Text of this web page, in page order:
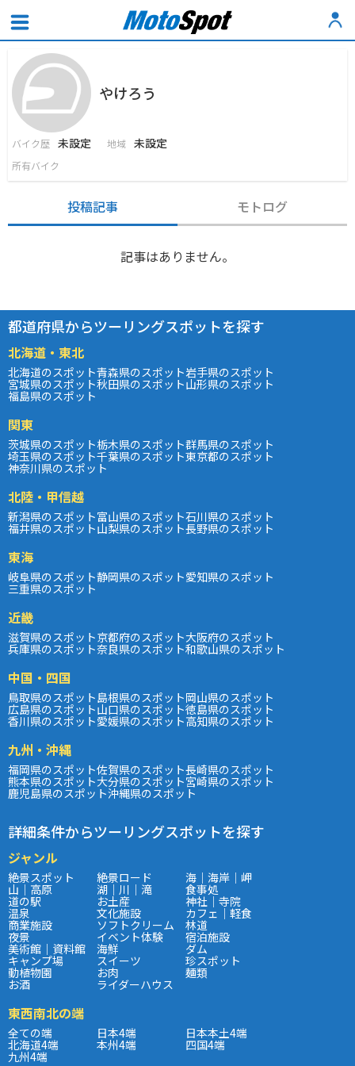
やけろう
バイク歴 未設定 地域 未設定
所有バイク
投稿記事 モトログ
記事はありません。
都道府県からツーリングスポットを探す
北海道・東北
北海道のスポット青森県のスポット岩手県のスポット
宮城県のスポット秋田県のスポット山形県のスポット
福島県のスポット
関東
茨城県のスポット栃木県のスポット群馬県のスポット
埼玉県のスポット千葉県のスポット東京都のスポット
神奈川県のスポット
北陸・甲信越
新潟県のスポット富山県のスポット石川県のスポット
福井県のスポット山梨県のスポット長野県のスポット
東海
岐阜県のスポット静岡県のスポット愛知県のスポット
三重県のスポット
近畿
滋賀県のスポット京都府のスポット大阪府のスポット
兵庫県のスポット奈良県のスポット和歌山県のスポット
中国・四国
鳥取県のスポット島根県のスポット岡山県のスポット
広島県のスポット山口県のスポット徳島県のスポット
香川県のスポット愛媛県のスポット高知県のスポット
九州・沖縄
福岡県のスポット佐賀県のスポット長崎県のスポット
熊本県のスポット大分県のスポット宮崎県のスポット
鹿児島県のスポット沖縄県のスポット
詳細条件からツーリングスポットを探す
ジャンル
絶景スポット 絶景ロード 海｜海岸｜岬
山｜高原 湖｜川｜滝 食事処
道の駅 お土産 神社｜寺院
温泉 文化施設 カフェ｜軽食
商業施設 ソフトクリーム 林道
夜景 イベント体験 宿泊施設
美術館｜資料館 海鮮 ダム
キャンプ場 スイーツ 珍スポット
動植物園 お肉 麺類
お酒 ライダーハウス
東西南北の端
全ての端 日本4端 日本本土4端
北海道4端 本州4端 四国4端
九州4端